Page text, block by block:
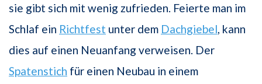
sie gibt sich mit wenig zufrieden. Feierte man im
Schlaf ein Richtfest unter dem Dachgiebel , kann
dies auf einen Neuanfang verweisen. Der
Spatenstich für einen Neubau in einem